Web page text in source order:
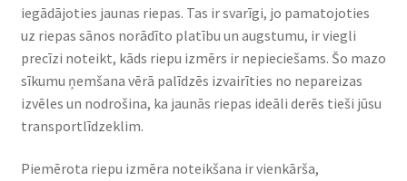
menu
Riepu marķēšana
Riepu DOT
Piemērots riepu izmērs
Motociklu riepu veidi
iegādājoties jaunas riepas. Tas ir svarīgi, jo pamatojoties
uz riepas sānos norādīto platību un augstumu, ir viegli
precīzi noteikt, kāds riepu izmērs ir nepieciešams. Šo mazo
sīkumu ņemšana vērā palīdzēs izvairīties no nepareizas
izvēles un nodrošina, ka jaunās riepas ideāli derēs tieši jūsu
transportlīdzeklim.
Piemērota riepu izmēra noteikšana ir vienkārša,